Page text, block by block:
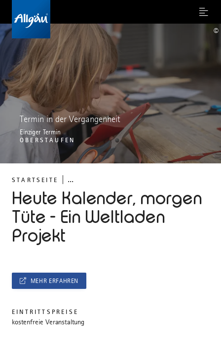
Menu
STARTSEITE ...
Heute Kalender, morgen
Tüte - Ein Weltladen
Projekt
Termin in der Vergangenheit
Einziger Termin
OBERSTAUFEN
©
MEHR ERFAHREN
EINTRITTSPREISE
kostenfreie Veranstaltung